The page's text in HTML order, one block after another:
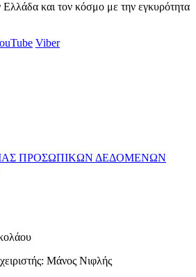
Ελλάδα και τον κόσμο με την εγκυρότητα
Viber
ΠΡΟΣΩΠΙΚΩΝ ΔΕΔΟΜΕΝΩΝ
Μάνος Νιφλής